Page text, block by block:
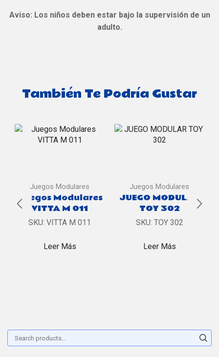
Aviso: Los niños deben estar bajo la supervisión de un
adulto.
También Te Podría Gustar
Juegos Modulares
Juegos Modulares
VITTA M 011
SKU: VITTA M 011
Leer Más
Juegos Modulares
JUEGO MODULAR
TOY 302
SKU: TOY 302
Leer Más
Buscar: